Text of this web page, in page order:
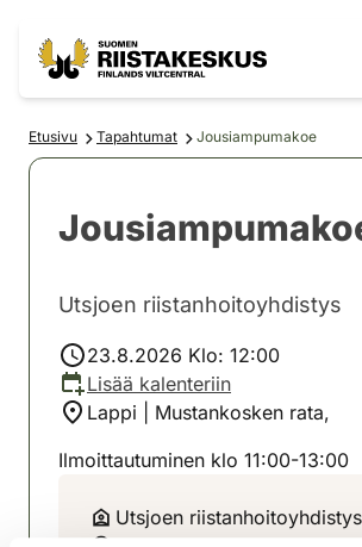
Etusivu Tapahtumat Jousiampumakoe
Utsjoen riistanhoitoyhdistys
23.8.2026 Klo: 12:00
Lisää kalenteriin
Lappi | Mustankosken rata,
Ilmoittautuminen klo 11:00-13:00
Utsjoen riistanhoitoyhdistys